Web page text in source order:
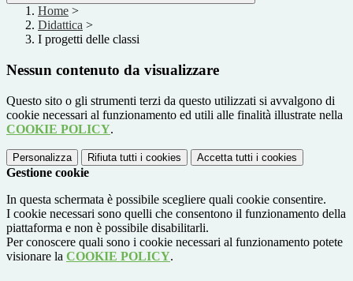
Home >
Didattica >
I progetti delle classi
Nessun contenuto da visualizzare
Questo sito o gli strumenti terzi da questo utilizzati si avvalgono di
cookie necessari al funzionamento ed utili alle finalità illustrate nella
COOKIE POLICY.
Personalizza Rifiuta tutti i cookies Accetta tutti i cookies
Gestione cookie
In questa schermata è possibile scegliere quali cookie consentire.
I cookie necessari sono quelli che consentono il funzionamento della
piattaforma e non è possibile disabilitarli.
Per conoscere quali sono i cookie necessari al funzionamento potete
visionare la COOKIE POLICY.